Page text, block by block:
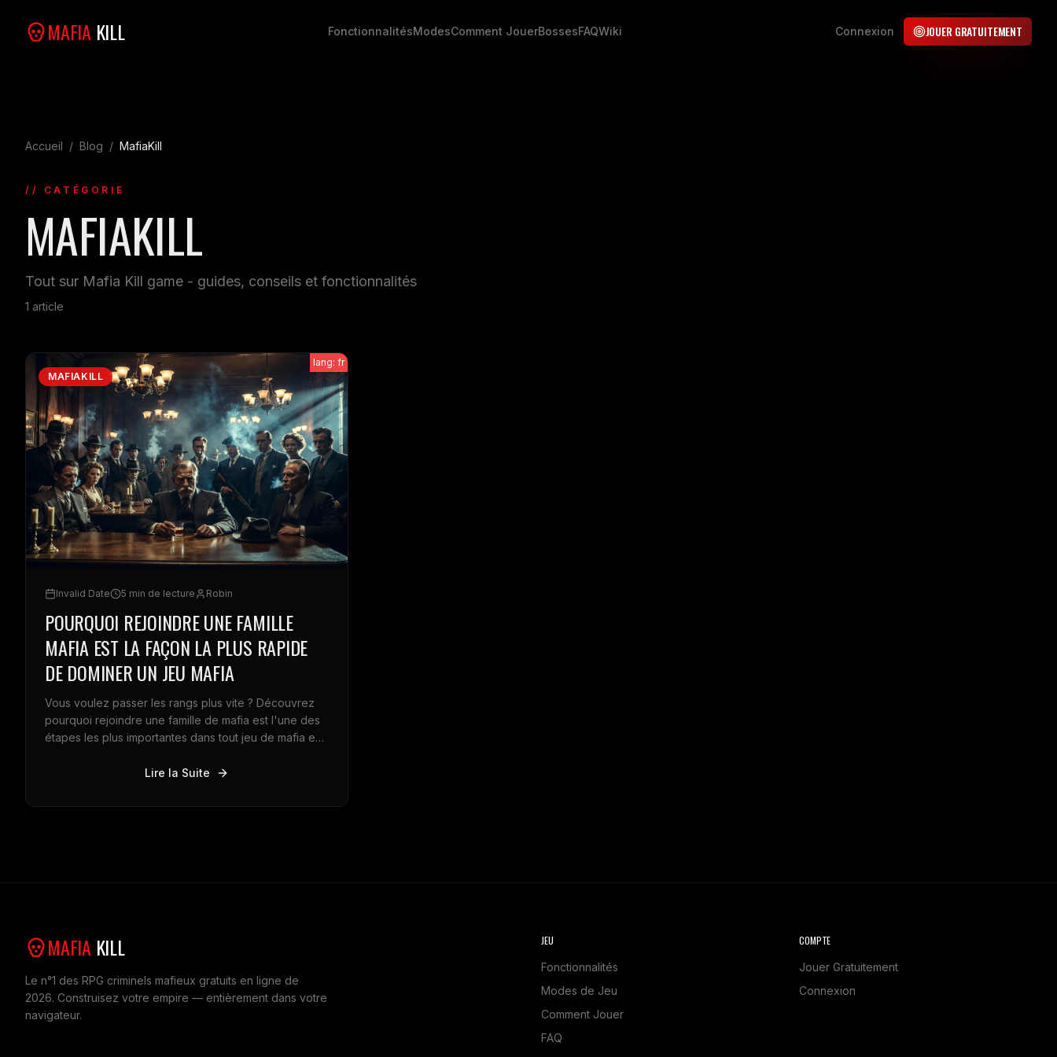
MAFIA KILL FonctionnalitésModesComment JouerBossesFAQWiki Connexion JOUER GRATUITEMENT
Accueil / Blog / MafiaKill
// CATÉGORIE
MAFIAKILL
Tout sur Mafia Kill game - guides, conseils et fonctionnalités
1 article
lang: fr
MAFIAKILL
Invalid Date 5 min de lecture Robin
POURQUOI REJOINDRE UNE FAMILLE
MAFIA EST LA FAÇON LA PLUS RAPIDE
DE DOMINER UN JEU MAFIA
Vous voulez passer les rangs plus vite ? Découvrez
pourquoi rejoindre une famille de mafia est l'une des
étapes les plus importantes dans tout jeu de mafia en
guerres de gangs et les alliances peuvent vous aider
Lire la Suite
MAFIA KILL
Le n°1 des RPG criminels mafieux gratuits en ligne de
2026. Construisez votre empire — entièrement dans votre
navigateur.
JEU
Fonctionnalités
Modes de Jeu
Comment Jouer
FAQ
COMPTE
Jouer Gratuitement
Connexion